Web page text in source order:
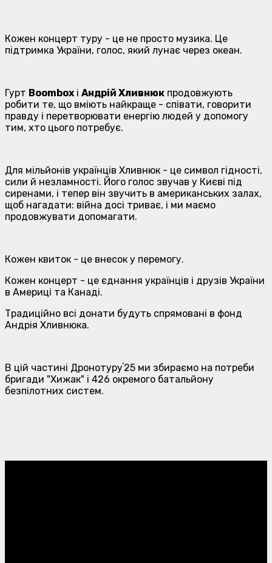
Кожен концерт туру - це не просто музика. Це
підтримка України, голос, який лунає через океан.
Гурт Boombox і Андрій Хливнюк продовжують
робити те, що вміють найкраще - співати, говорити
правду і перетворювати енергію людей у допомогу
тим, хто цього потребує.
Для мільйонів українців Хливнюк - це символ гідності,
сили й незламності. Його голос звучав у Києві під
сиренами, і тепер він звучить в американських залах,
щоб нагадати: війна досі триває, і ми маємо
продовжувати допомагати.
Кожен квиток - це внесок у перемогу.
Кожен концерт - це єднання українців і друзів України
в Америці та Канаді.
Традиційно всі донати будуть спрямовані в фонд
Андрія Хливнюка.
В цій частині Дронотуруʼ25 ми збираємо на потреби
бригади "Хижак" і 426 окремого батальйону
безпілотних систем.